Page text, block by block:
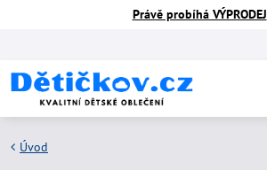
Právě probíhá VÝPRODEJ
Úvod